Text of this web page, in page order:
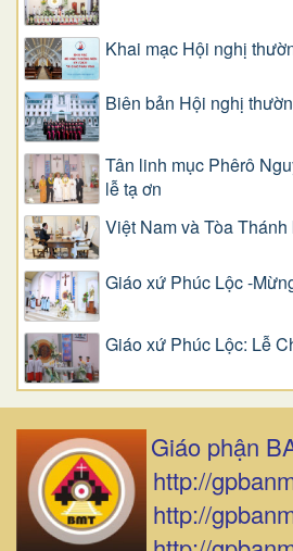
Khai mạc Hội nghị
Biên bản Hội nghị
Tân linh mục Phêrô
lễ tạ ơn
Việt Nam và Tòa
Giáo xứ Phúc Lộc -
Giáo xứ Phúc Lộc: Lễ
Giáo phận
http://
http://